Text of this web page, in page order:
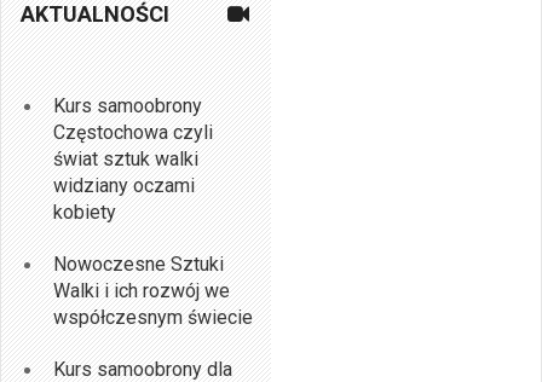
AKTUALNOŚCI
Kurs samoobrony
Częstochowa czyli
świat sztuk walki
widziany oczami
kobiety
Nowoczesne Sztuki
Walki i ich rozwój we
współczesnym świecie
Kurs samoobrony dla